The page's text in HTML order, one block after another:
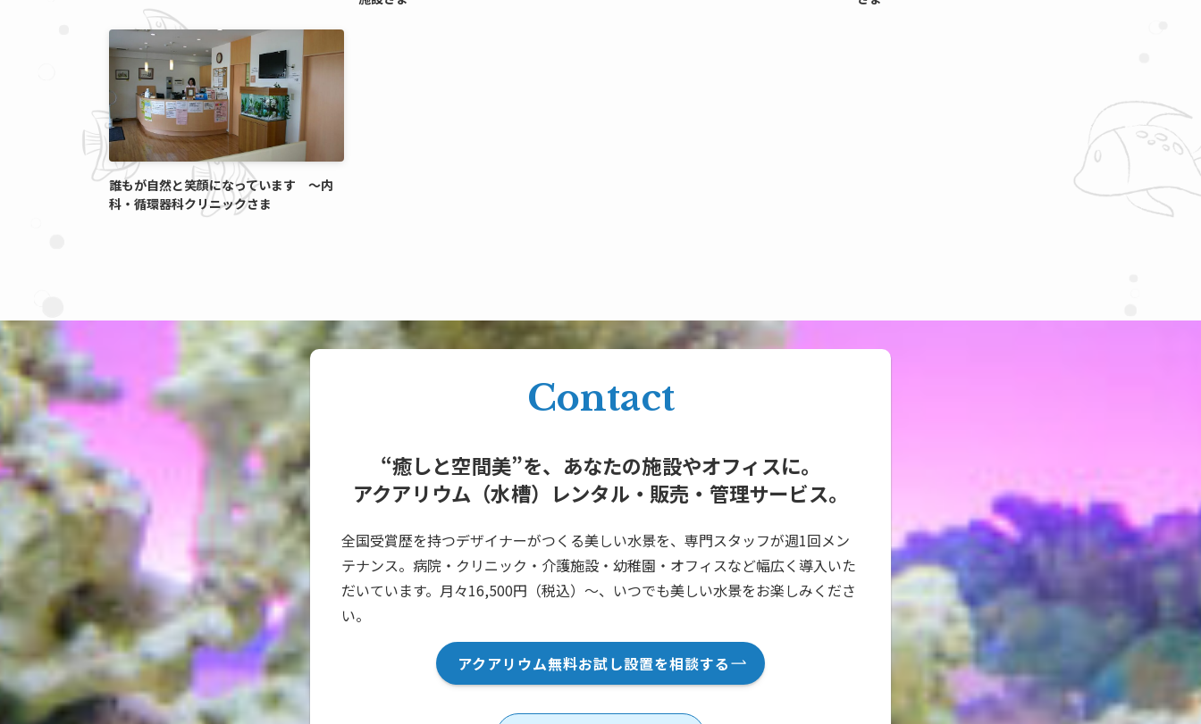
誰もが自然と笑顔になっています ～内
科・循環器科クリニックさま
Contact
“癒しと空間美”を、あなたの施設やオフィスに。
アクアリウム（水槽）レンタル・販売・管理サービス。
全国受賞歴を持つデザイナーがつくる美しい水景を、専門スタッフが週1回メン
テナンス。病院・クリニック・介護施設・幼稚園・オフィスなど幅広く導入いた
だいています。月々16,500円（税込）～、いつでも美しい水景をお楽しみくださ
い。
アクアリウム無料お試し設置を相談する